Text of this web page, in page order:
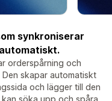
synkroniserar
orderspårning och
skapar automatiskt
och lägger till den